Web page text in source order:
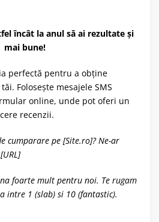
încât la anul să ai rezultate și
mai bune!
perfectă pentru a obține
Folosește mesajele SMS
online, unde pot oferi un
recenzii.
cumparare pe [Site.ro]? Ne-ar
foarte mult pentru noi. Te rugam
intre 1 (slab) si 10 (fantastic).